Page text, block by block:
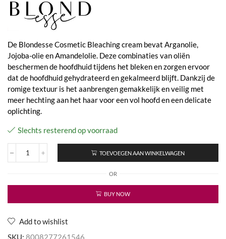
De Blondesse Cosmetic Bleaching cream bevat Arganolie,
Jojoba-olie en Amandelolie. Deze combinaties van oliën
beschermen de hoofdhuid tijdens het bleken en zorgen ervoor
dat de hoofdhuid gehydrateerd en gekalmeerd blijft. Dankzij de
romige textuur is het aanbrengen gemakkelijk en veilig met
meer hechting aan het haar voor een vol hoofd en een delicate
oplichting.
Slechts resterend op voorraad
Bleaching
Cream
TOEVOEGEN AAN WINKELWAGEN
OR
BUY NOW
Add to wishlist
SKU: 8008277261546